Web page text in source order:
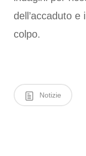
dell’accaduto e
colpo.
Notizie